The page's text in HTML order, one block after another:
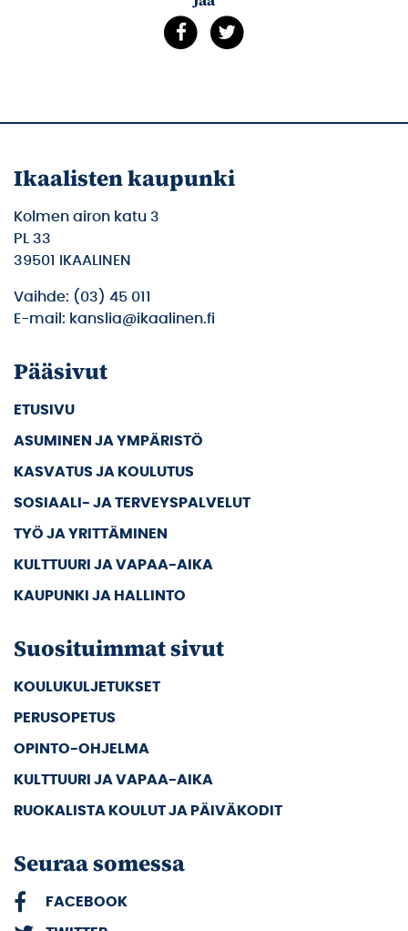
Ikaalisten kaupunki
Kolmen airon katu 3
PL 33
39501 IKAALINEN
Vaihde: (03) 45 011
E-mail: kanslia@ikaalinen.fi
Pääsivut
ETUSIVU
ASUMINEN JA YMPÄRISTÖ
KASVATUS JA KOULUTUS
SOSIAALI- JA TERVEYSPALVELUT
TYÖ JA YRITTÄMINEN
KULTTUURI JA VAPAA-AIKA
KAUPUNKI JA HALLINTO
Suosituimmat sivut
KOULUKULJETUKSET
PERUSOPETUS
OPINTO-OHJELMA
KULTTUURI JA VAPAA-AIKA
RUOKALISTA KOULUT JA PÄIVÄKODIT
Seuraa somessa
FACEBOOK